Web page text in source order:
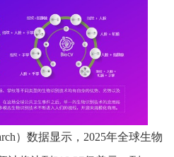
）数据显示，2025年全球生物